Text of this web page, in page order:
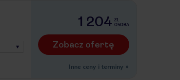
1 204 ZŁ
OSOBA
Zobacz ofertę
Inne ceny i terminy »